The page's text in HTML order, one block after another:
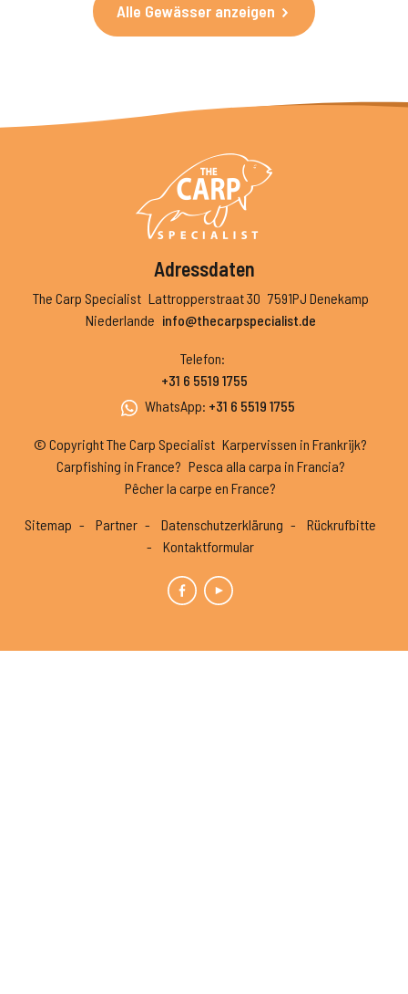
Alle Gewässer anzeigen
Adressdaten
The Carp Specialist Lattropperstraat 30 7591PJ Denekamp
Niederlande info@thecarpspecialist.de
Telefon:
+31 6 5519 1755
WhatsApp: +31 6 5519 1755
© Copyright The Carp Specialist Karpervissen in Frankrijk?
Carpfishing in France? Pesca alla carpa in Francia?
Pêcher la carpe en France?
Sitemap Partner Datenschutzerklärung
Rückrufbitte
Kontaktformular